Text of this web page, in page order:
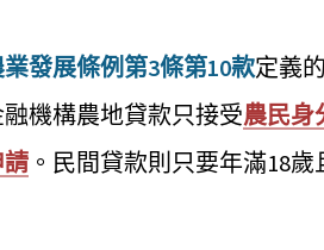
業發展條例第3條第10款定義
機構農地貸款只接受農民身
請 。民間貸款則只要年滿18